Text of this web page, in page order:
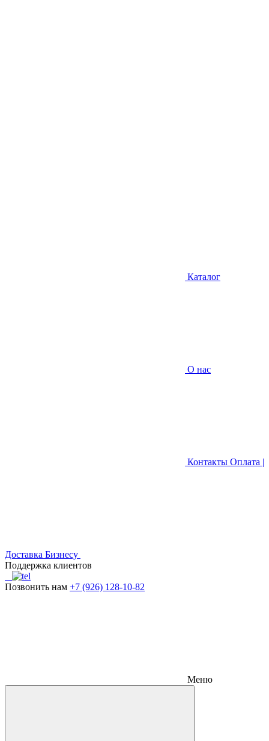
Каталог
О нас
Контакты Оплата |
Доставка Бизнесу
Поддержка клиентов
Позвонить нам +7 (926) 128-10-82
Меню